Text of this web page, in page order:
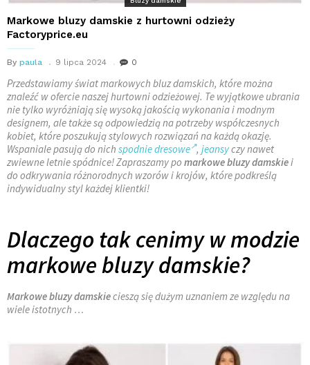
Markowe bluzy damskie z hurtowni odzieży
Factoryprice.eu
By paula 9 lipca 2024 0
Przedstawiamy świat markowych bluz damskich, które można
znaleźć w ofercie naszej hurtowni odzieżowej. Te wyjątkowe ubrania
nie tylko wyróżniają się wysoką jakością wykonania i modnym
designem, ale także są odpowiedzią na potrzeby współczesnych
kobiet, które poszukują stylowych rozwiązań na każdą okazję.
Wspaniale pasują do nich spodnie dresowe , jeansyczy nawet
zwiewne letnie spódnice! Zapraszamy po markowe bluzy damskiei
do odkrywania różnorodnych wzorów i krojów, które podkreślą
indywidualny styl każdej klientki!
Dlaczego tak cenimy w modzie
markowe bluzy damskie?
Markowe bluzy damskiecieszą się dużym uznaniem ze względu na
wiele istotnych …